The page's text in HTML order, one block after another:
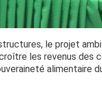
le projet
les revenus des
alimentaire